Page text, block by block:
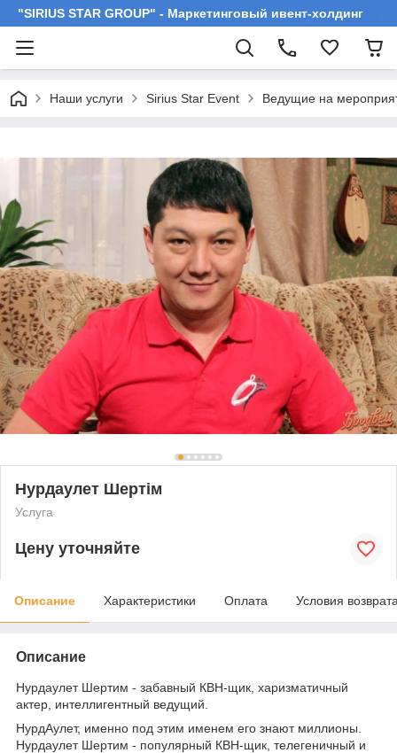
"SIRIUS STAR GROUP" - Маркетинговый ивент-холдинг
Наши услуги Sirius Star Event Ведущие на
Нурдаулет Шертiм
Услуга
Цену уточняйте
Описание Характеристики Оплата Условия
Описание
Нурдаулет Шертим - забавный КВН-щик, харизматичный
актер, интеллигентный ведущий.
НурдАулет, именно под этим именем его знают миллионы.
Нурдаулет Шертим - популярный КВН-щик, телегеничный и